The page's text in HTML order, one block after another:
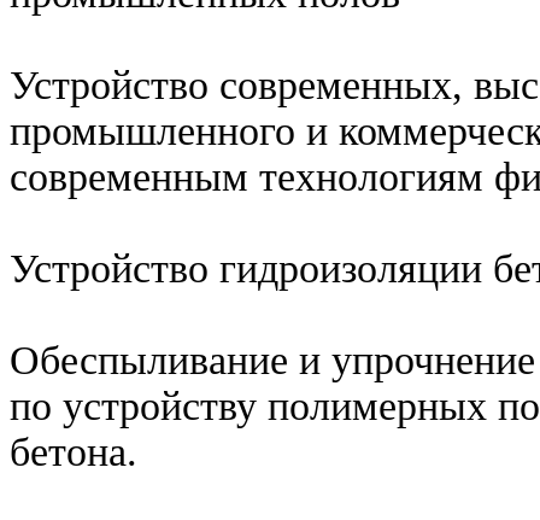
Устройство современных,
промышленного и
современным технологиям
Устройство гидроизоляции
Обеспыливание и
по устройству полимерных
бетона.